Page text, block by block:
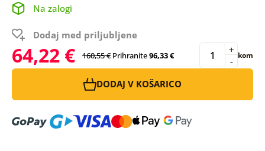
Na zalogi
Dodaj med priljubljene
64,22 € 160,55 € Prihranite96,33 € -
+ kom
DODAJ V KOŠARICO